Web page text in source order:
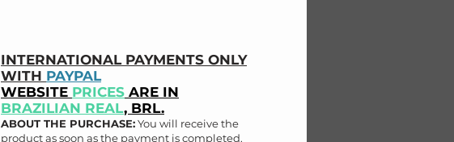
INTERNATIONAL PAYMENTS ONLY
WITH PAYPAL
WEBSITE PRICES ARE IN
BRAZILIAN REAL, BRL.
ABOUT THE PURCHASE:You will receive the
product as soon as the payment is completed.